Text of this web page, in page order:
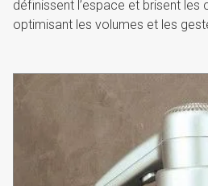
définissent l’espace et brisent les
optimisant les volumes et les